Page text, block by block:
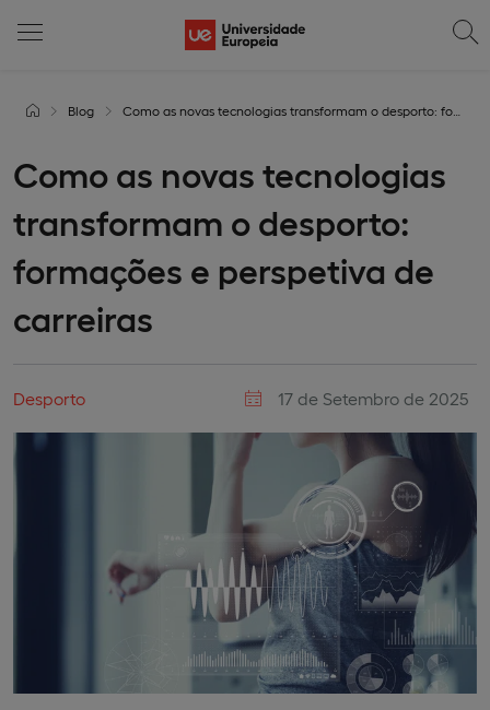
Blog Como as novas tecnologias transformam o desporto: formações e perspetiva de carreiras
Como as novas tecnologias
transformam o desporto:
formações e perspetiva de
carreiras
Desporto 17 de Setembro de 2025